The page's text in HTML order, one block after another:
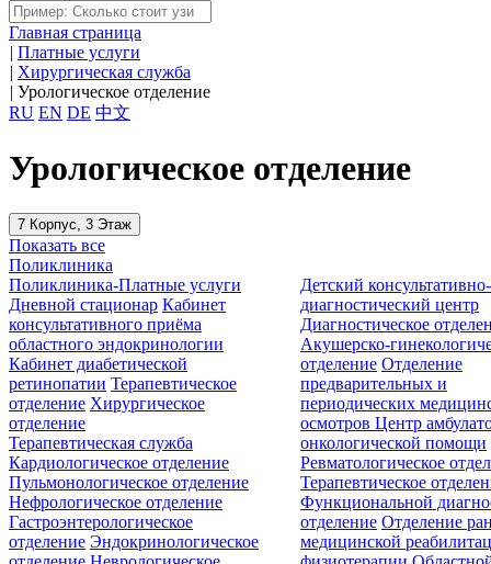
Главная страница
| Платные услуги
| Хирургическая служба
| Урологическое отделение
RU EN DE 中文
Урологическое отделение
7 Корпус, 3 Этаж
Показать все
Поликлиника
Поликлиника-Платные услуги
Дневной стационар Кабинет
консультативного приёма
областного эндокринологии
Кабинет диабетической
ретинопатии Терапевтическое
отделение Хирургическое
отделение
Детский консультативно-
диагностический центр
Диагностическое
Акушерско-
отделение Отделение
предварительных и
периодических
осмотровЦентр
онкологической помощи
Терапевтическая служба
Кардиологическое отделение
Пульмонологическое отделение
Нефрологическое отделение
Гастроэнтерологическое
отделение Эндокринологическое
Ревматологическое
Терапевтическое
Функциональной
отделение Отделение
медицинской